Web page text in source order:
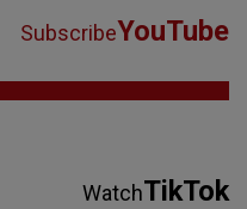
SubscribeYouTube
WatchTikTok